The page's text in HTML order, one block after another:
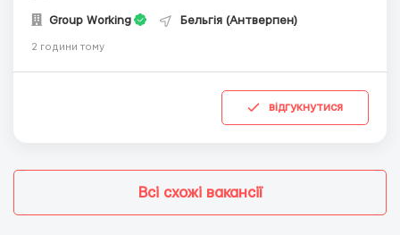
Group Working Бельгія (Антверпен)
2 години тому
відгукнутися
Всі схожі вакансії